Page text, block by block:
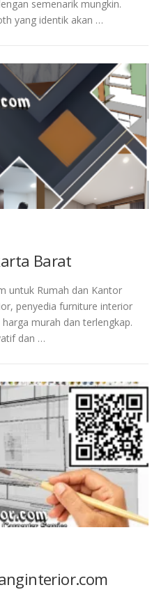
semenarik mungkin.
yang identik akan …
Barat
untuk Rumah dan Kantor
penyedia furniture interior
murah dan terlengkap.
dan …